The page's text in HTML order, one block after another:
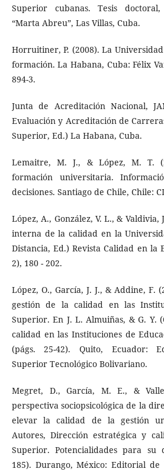
Superior cubanas. Tesis
“Marta Abreu”, Las Villas, Cuba.
Horruitiner, P. (2008). La
formación. La Habana, Cuba: Félix
894-3.
Junta de Acreditación Nacional,
Evaluación y Acreditación de
Superior, Ed.) La Habana, Cuba.
Lemaitre, M. J., & López, M. T.
formación universitaria.
decisiones. Santiago de Chile, Chile:
López, A., González, V. L., & Valdivia,
interna de la calidad en la
Distancia, Ed.) Revista Calidad en la
2), 180 - 202.
López, O., García, J. J., & Addine, F.
gestión de la calidad en las
Superior. En J. L. Almuiñas, & G. Y.
calidad en las Instituciones de
(págs. 25-42). Quito, Ecuador:
Superior Tecnológico Bolivariano.
Megret, D., García, M. E., &
perspectiva sociopsicológica de la
elevar la calidad de la gestión
Autores, Dirección estratégica y
Superior. Potencialidades para su
185). Durango, México: Editorial